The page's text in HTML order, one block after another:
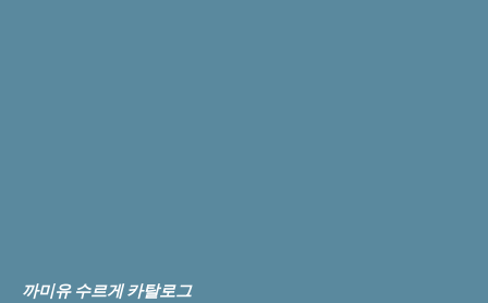
까미유 수르게 카탈로그